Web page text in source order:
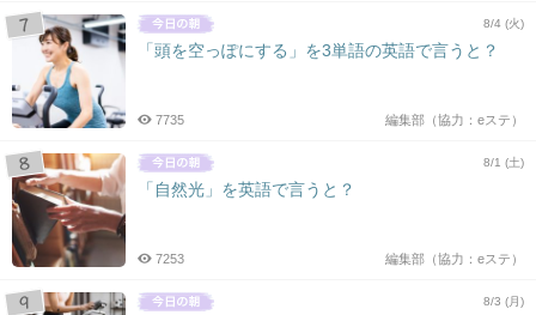
8/4 (火)
「頭を空っぽにする」を3単語の英語で言うと？
編集部（協力：eステ）
7735
8/1 (土)
「自然光」を英語で言うと？
編集部（協力：eステ）
7253
8/3 (月)